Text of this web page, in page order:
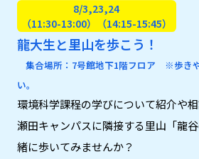
8/3,23,24
（11:30-13:00）（14:15-15:45）
龍大生と里山を歩こう！
集合場所：7号館地下1階フロア ※歩き
い。
環境科学課程の学びについて紹介や相
瀬田キャンパスに隣接する里山「龍
緒に歩いてみませんか？